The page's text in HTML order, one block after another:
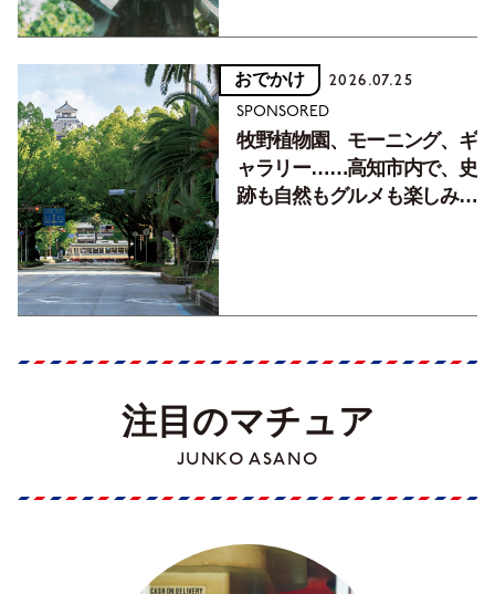
おでかけ 2026.07.25
SPONSORED
牧野植物園、モーニング、ギ
ャラリー……高知市内で、史
跡も自然もグルメも楽しみ尽
注目のマチュア
JUNKO ASANO